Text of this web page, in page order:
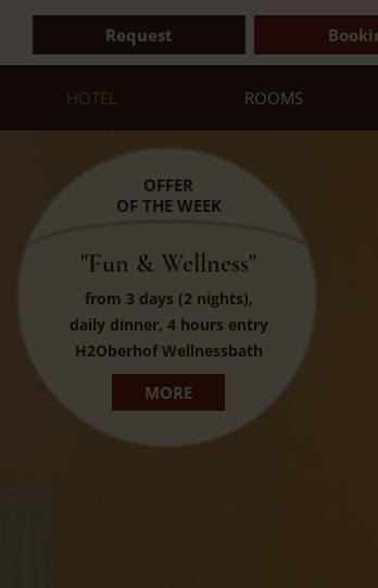
Request
HOTEL ROOMS
OFFER
OF THE WEEK
"Fun & Wellness"
from 3 days (2 nights),
daily dinner, 4 hours entry
H2Oberhof Wellnessbath
MORE